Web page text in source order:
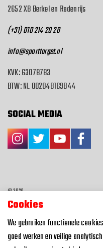
2652 XB Berkel en Rodenrijs
(+31) 010 214 20 28
info@sporttarget.nl
KVK: 63078783
BTW: NL 002048169B44
SOCIAL MEDIA
© 2026
Algemene voorwaarden
Cookies
We gebruiken functionele
goed werken en veilige